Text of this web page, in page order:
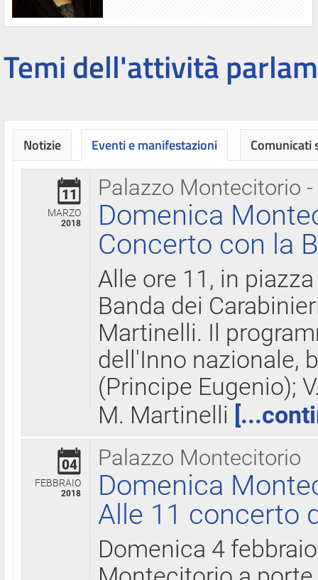
Temi dell'attività
Notizie Eventi e manifestazioni
Palazzo Montecitorio
11
MARZO
2018
Domenica
Concerto con la
Alle ore 11, in
Banda dei
Martinelli. Il
dell'Inno nazionale,
(Principe Eugenio);
M. Martinelli
Palazzo Montecitorio
04
FEBBRAIO
2018
Domenica
Alle 11 concerto
Domenica 4
Comunicati